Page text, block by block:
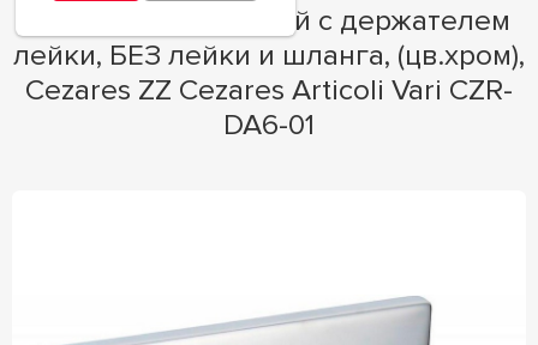
душа, совмещённый с держателем
лейки, БЕЗ лейки и шланга, (цв.хром),
Cezares ZZ Cezares Articoli Vari CZR-
DA6-01